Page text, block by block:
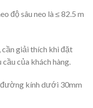
độ sâu neo là ≤ 82.5 m
cần giải thích khi đặt
của khách hàng.
đường kính dưới 30mm